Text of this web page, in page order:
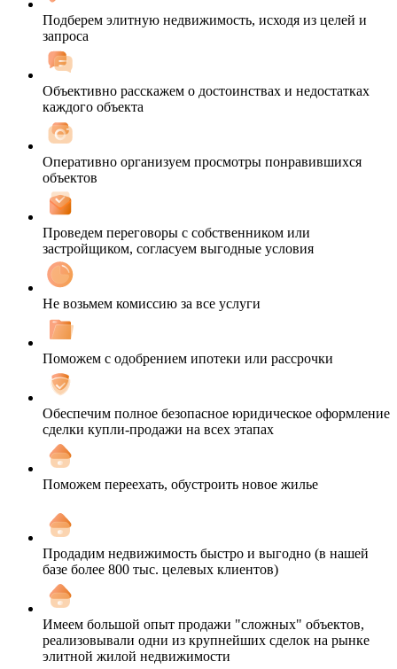
Подберем элитную недвижимость, исходя из целей и
запроса
Объективно расскажем о достоинствах и недостатках
каждого объекта
Оперативно организуем просмотры понравившихся
объектов
Проведем переговоры с собственником или
застройщиком, согласуем выгодные условия
Не возьмем комиссию за все услуги
Поможем с одобрением ипотеки или рассрочки
Обеспечим полное безопасное юридическое оформление
сделки купли-продажи на всех этапах
Поможем переехать, обустроить новое жилье
Продадим недвижимость быстро и выгодно (в нашей
базе более 800 тыс. целевых клиентов)
Имеем большой опыт продажи "сложных" объектов,
реализовывали одни из крупнейших сделок на рынке
элитной жилой недвижимости